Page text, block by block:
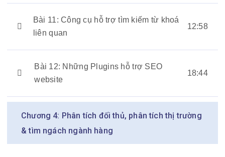
Bài 11: Công cụ hỗ trợ tìm kiếm từ khoá
liên quan
12:58
Bài 12: Những Plugins hỗ trợ SEO
website
18:44
Chương 4: Phân tích đối thủ, phân tích thị trường
& tìm ngách ngành hàng